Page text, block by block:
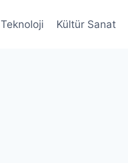
Teknoloji Kültür Sanat